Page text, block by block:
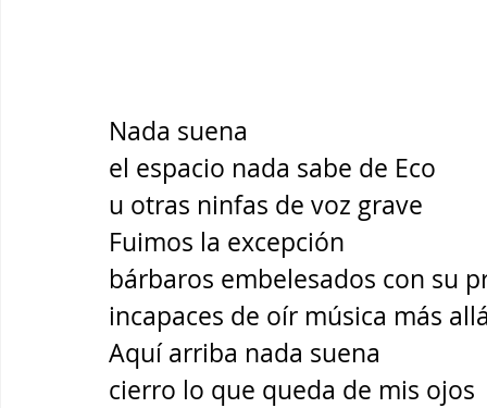
Nada suena
el espacio nada sabe de Eco
u otras ninfas de voz grave
Fuimos la excepción
bárbaros embelesados con su
incapaces de oír música más
Aquí arriba nada suena
cierro lo que queda de mis ojos